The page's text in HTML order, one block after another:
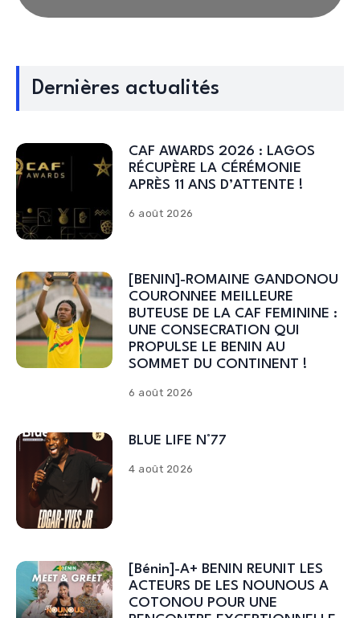
Dernières actualités
CAF AWARDS 2026 : LAGOS
RÉCUPÈRE LA CÉRÉMONIE
APRÈS 11 ANS D’ATTENTE !
6 août 2026
[BENIN]-ROMAINE GANDONOU
COURONNEE MEILLEURE
BUTEUSE DE LA CAF FEMININE :
UNE CONSECRATION QUI
PROPULSE LE BENIN AU
SOMMET DU CONTINENT !
6 août 2026
BLUE LIFE N°77
4 août 2026
[Bénin]-A+ BENIN REUNIT LES
ACTEURS DE LES NOUNOUS A
COTONOU POUR UNE